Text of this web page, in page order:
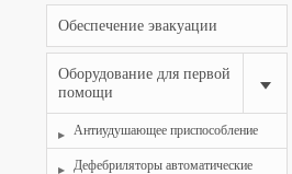
Обеспечение эвакуации
Оборудование для первой
помощи
Антиудушающее приспособление
Дефебриляторы автоматические